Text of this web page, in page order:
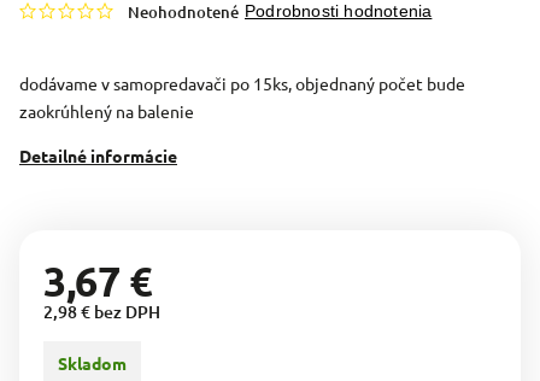
Neohodnotené Podrobnosti hodnotenia
dodávame v samopredavači po 15ks, objednaný počet bude
zaokrúhlený na balenie
Detailné informácie
3,67 €
2,98 € bez DPH
Skladom